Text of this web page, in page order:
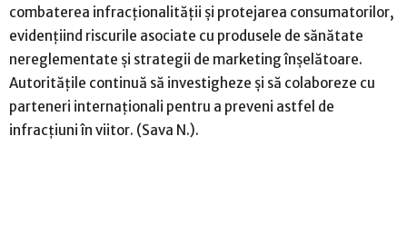
combaterea infracționalității și protejarea consumatorilor,
evidențiind riscurile asociate cu produsele de sănătate
nereglementate și strategii de marketing înșelătoare.
Autoritățile continuă să investigheze și să colaboreze cu
parteneri internaționali pentru a preveni astfel de
infracțiuni în viitor. (Sava N.).